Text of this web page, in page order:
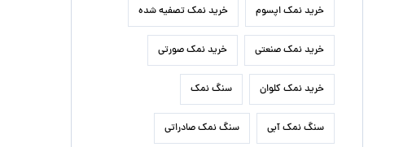
خرید نمک اپسوم خرید نمک تصفیه شده
خرید نمک صنعتی خرید نمک صورتی
خرید نمک کلوان سنگ نمک
سنگ نمک آبی سنگ نمک صادراتی